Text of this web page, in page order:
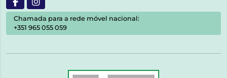
Chamada para a rede móvel nacional:
+351 965 055 059